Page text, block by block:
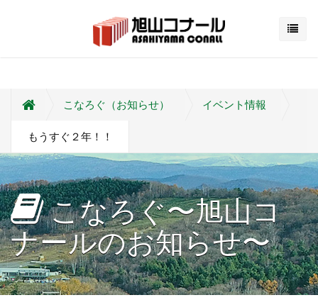
こなろぐ（お知らせ） イベント情報
もうすぐ２年！！
こなろぐ〜旭山コ
ナールのお知らせ〜